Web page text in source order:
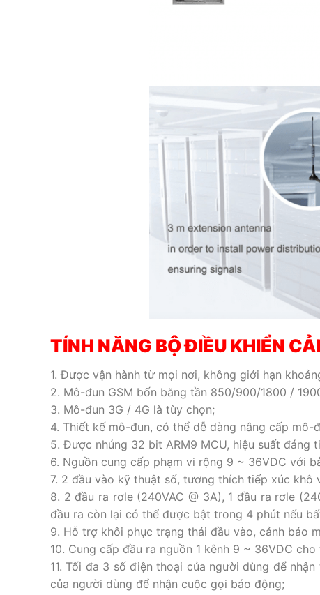
TÍNH NĂNG BỘ ĐIỀU KHIỂN
1. Được vận hành từ mọi nơi, không giới hạn
2. Mô-đun GSM bốn băng tần 850/900/1800 /
3. Mô-đun 3G / 4G là tùy chọn;
4. Thiết kế mô-đun, có thể dễ dàng nâng cấp mô-
5. Được nhúng 32 bit ARM9 MCU, hiệu suất đáng
6. Nguồn cung cấp phạm vi rộng 9 ~ 36VDC với
7. 2 đầu vào kỹ thuật số, tương thích tiếp xúc
8. 2 đầu ra rơle (240VAC @ 3A), 1 đầu ra rơle
đầu ra còn lại có thể được bật trong 4 phút nếu
9. Hỗ trợ khôi phục trạng thái đầu vào, cảnh báo
10. Cung cấp đầu ra nguồn 1 kênh 9 ~ 36VDC
11. Tối đa 3 số điện thoại của người dùng để
của người dùng để nhận cuộc gọi báo động;